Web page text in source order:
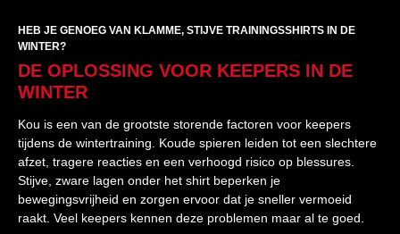
HEB JE GENOEG VAN KLAMME, STIJVE TRAININGSSHIRTS IN DE
WINTER?
DE OPLOSSING VOOR KEEPERS IN DE
WINTER
Kou is een van de grootste storende factoren voor keepers
tijdens de wintertraining. Koude spieren leiden tot een slechtere
afzet, tragere reacties en een verhoogd risico op blessures.
Stijve, zware lagen onder het shirt beperken je
bewegingsvrijheid en zorgen ervoor dat je sneller vermoeid
raakt. Veel keepers kennen deze problemen maar al te goed.